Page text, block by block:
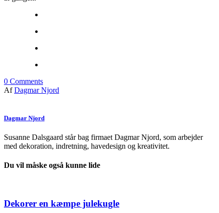
0 Comments
Af Dagmar Njord
Dagmar Njord
Susanne Dalsgaard står bag firmaet Dagmar Njord, som arbejder
med dekoration, indretning, havedesign og kreativitet.
Du vil måske også kunne lide
Dekorer en kæmpe julekugle